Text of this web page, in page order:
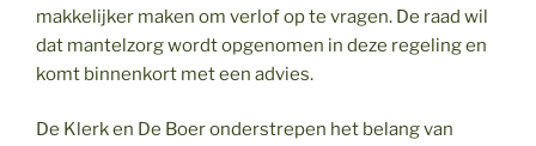
makkelijker maken om verlof op te vragen. De raad wil
dat mantelzorg wordt opgenomen in deze regeling en
komt binnenkort met een advies.
De Klerk en De Boer onderstrepen het belang van